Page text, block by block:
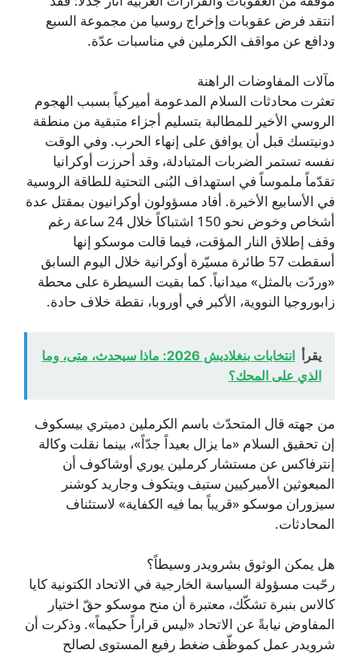
انتقد فرض عقوبات وإخراج روسيا من مجموعة السبع
ودافع عن مواقف الكرملين في مناسبات عدّة.
مآلات المفاوضات الراهنة
تعثرت محادثات السلام المدعومة أميركياً بسبب الهجوم
الروسي الأخير للمطالبة بتسليم أجزاء متبقية من منطقة
دونيتسك قبل أن يوافق على إنهاء الحرب. وفي الوقت
نفسه تستمر الضربات المتبادلة، وقد أحرزت أوكرانيا
تقدّماً ملموساً في استهداف البُنى التحتية للطاقة الروسية
في الأسابيع الأخيرة. أفاد مسؤولون أوكرانيون بمقتل عدة
أشخاص وخوض نحو 150 اشتباكاً خلال 24 ساعة رغم
وقف إطلاق النار المؤقت، فيما قالت موسكو إنها
أسقطت 57 طائرة مسيّرة أوكرانية خلال اليوم السابق
«وردّت بالمثل» ميدانياً. كما بقيت السيطرة على محطة
زابوروجيا النووية، الأكبر في أوروبا، نقطة خلاف حادة.
يقرأ
انتخابات بنغلاديش 2026: ماذا سيحدث، متى، وما
الذي على المحك؟
من جهته قال المتحدّث باسم الكرملين دميتري بيسكوف
إن تحقيق السلام «ما يزال بعيداً جدّاً»، بينما نقلت وكالة
إنترفاكس عن مستشار كرملين يوري أوشاكوف أن
المبعوثين الأميركيين ستيف ويتكوف وجاريد كوشنر
سيزوران موسكو «قريباً بما فيه الكفاية» لاستئناف
المحادثات.
هل يمكن الوثوق بشرويدر وسيطاً؟
رحّبت مسؤولة السياسة الخارجية في الاتحاد الكتونية كايا
كالاس بنبرة تشكّك، معتبرة أن منح موسكو حقّ اختيار
المفاوض نيابةً عن الاتحاد «ليس قراراً حكيماً». وذكرت أن
شرويدر عمل كموظّف ضغط رفيع المستوى لصالح